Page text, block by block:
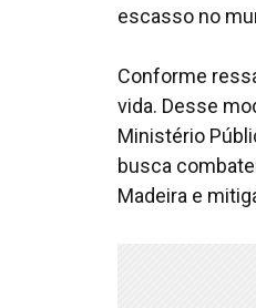
escasso no
Conforme
vida. Desse
Ministério
busca
Madeira e